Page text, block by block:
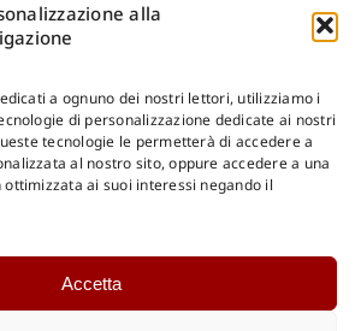
alla
a ognuno dei nostri lettori, utilizziamo i
di personalizzazione dedicate ai nostri
tecnologie le permetterà di accedere a
al nostro sito, oppure accedere a una
ai suoi interessi negando il
Accetta
-Pagamenti Sicuri e anche Rateali
Catalogo Online
Catalogo Internazionale